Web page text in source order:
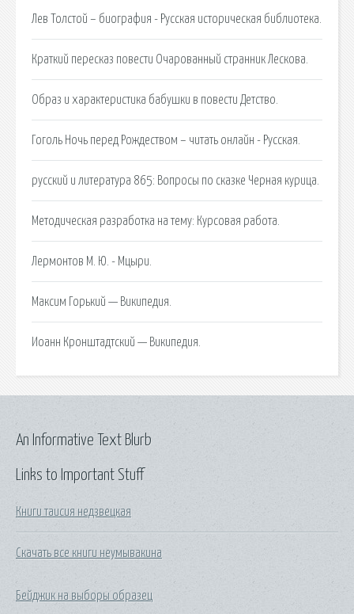
Лев Толстой – биография - Русская историческая библиотека.
Краткий пересказ повести Очарованный странник Лескова.
Образ и характеристика бабушки в повести Детство.
Гоголь Ночь перед Рождеством – читать онлайн - Русская.
русский и литература 865: Вопросы по сказке Черная курица.
Методическая разработка на тему: Курсовая работа.
Лермонтов М. Ю. - Мцыри.
Максим Горький — Википедия.
Иоанн Кронштадтский — Википедия.
Links to Important Stuff
Книги таисия недзвецкая
Скачать все книги неумывакина
Бейджик на выборы образец
An Informative Text Blurb